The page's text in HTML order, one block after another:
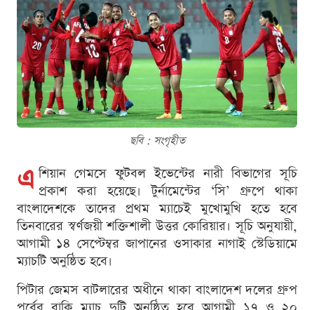
ছবি : সংগৃহীত
এ শিয়ান গেমসে ফুটবল ইভেন্টের নারী বিভাগের সূচি
প্রকাশ করা হয়েছে। টুর্নামেন্টের ‘সি’ গ্রুপে থাকা
বাংলাদেশকে তাদের প্রথম ম্যাচেই মুখোমুখি হতে হবে
তিনবারের স্বর্ণজয়ী শক্তিশালী উত্তর কোরিয়ার। সূচি অনুযায়ী,
আগামী ১৪ সেপ্টেম্বর জাপানের ওসাকার নাগাই স্টেডিয়ামে
ম্যাচটি অনুষ্ঠিত হবে।
পিটার জেমস বাটলারের অধীনে থাকা বাংলাদেশ দলের গ্রুপ